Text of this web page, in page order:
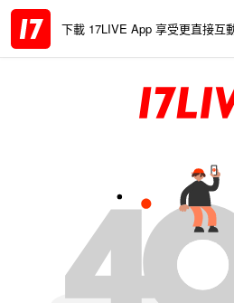
下載 17LIVE App 享受更直接互